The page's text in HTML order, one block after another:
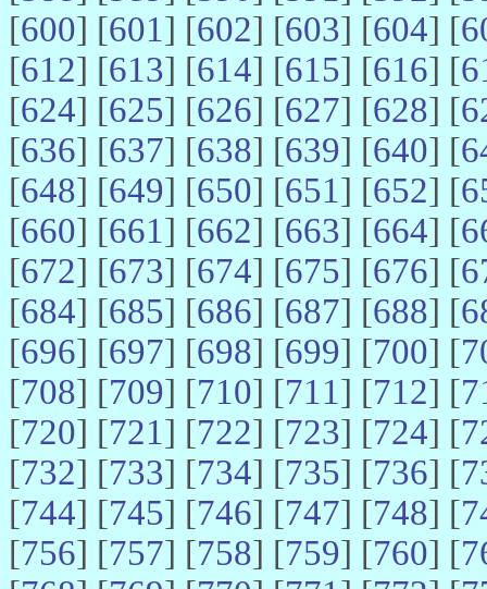
[600] [601] [602] [603] [604] [
[612] [613] [614] [615] [616] [
[624] [625] [626] [627] [628] [
[636] [637] [638] [639] [640] [
[648] [649] [650] [651] [652] [
[660] [661] [662] [663] [664] [
[672] [673] [674] [675] [676] [
[684] [685] [686] [687] [688] [
[696] [697] [698] [699] [700] [
[708] [709] [710] [711] [712] [
[720] [721] [722] [723] [724] [
[732] [733] [734] [735] [736] [
[744] [745] [746] [747] [748] [
[756] [757] [758] [759] [760] [